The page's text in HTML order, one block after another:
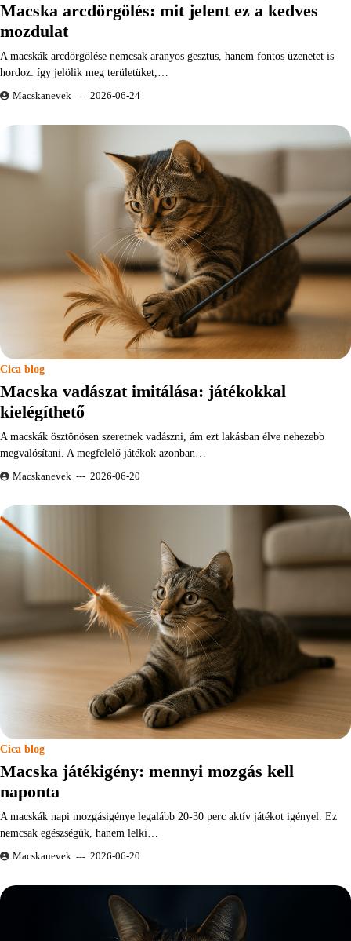
Macska arcdörgölés: mit jelent ez a kedves
mozdulat
A macskák arcdörgölése nemcsak aranyos gesztus, hanem fontos üzenetet is
hordoz: így jelölik meg területüket,…
Macskanevek 2026-06-24
Cica blog
Macska vadászat imitálása: játékokkal
kielégíthető
A macskák ösztönösen szeretnek vadászni, ám ezt lakásban élve nehezebb
megvalósítani. A megfelelő játékok azonban…
Macskanevek 2026-06-20
Cica blog
Macska játékigény: mennyi mozgás kell
naponta
A macskák napi mozgásigénye legalább 20-30 perc aktív játékot igényel. Ez
nemcsak egészségük, hanem lelki…
Macskanevek 2026-06-20